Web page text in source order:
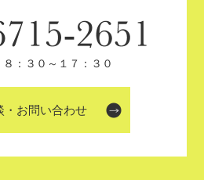
８：３０～１７：３０
・お問い合わせ